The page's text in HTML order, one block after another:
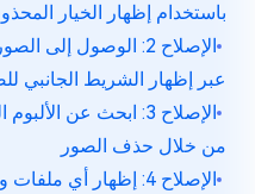
باستخدام إظهار الخيار
الإصلاح 2: الوصول
عبر إظهار الشريط الجانبي
الإصلاح 3: ابحث عن
من خلال حذف الصور
الإصلاح 4: إظهار أي